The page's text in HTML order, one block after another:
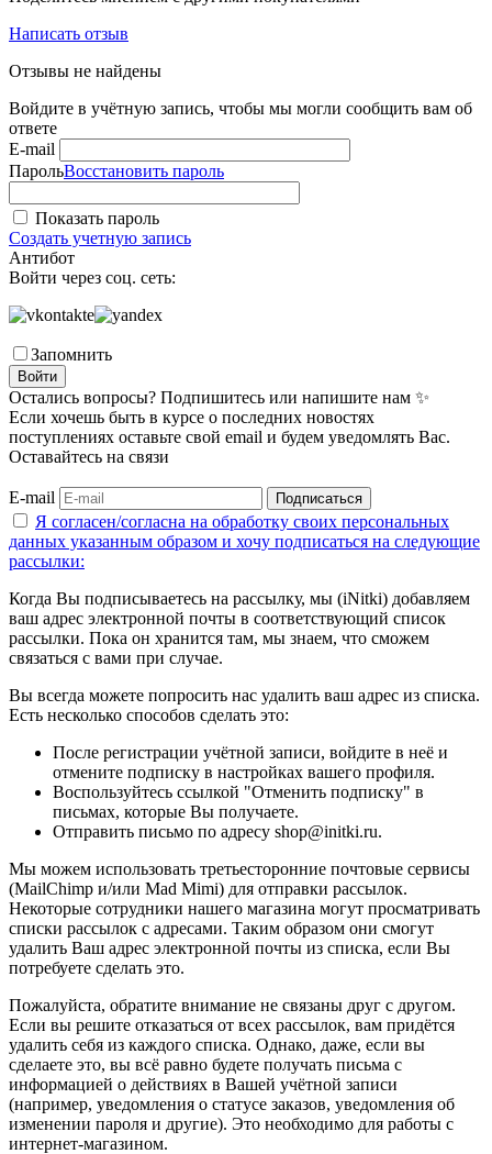
Написать отзыв
Отзывы не найдены
Войдите в учётную запись, чтобы мы могли сообщить вам об
ответе
E-mail
ПарольВосстановить пароль
Показать пароль
Создать учетную запись
Антибот
Войти через соц. сеть:
Запомнить
Войти
Остались вопросы? Подпишитесь или напишите нам ✨
Если хочешь быть в курсе о последних новостях
поступлениях оставьте свой email и будем уведомлять Вас.
Оставайтесь на связи
E-mail Подписаться
Я согласен/согласна на обработку своих персональных
данных указанным образом и хочу подписаться на следующие
рассылки:
Когда Вы подписываетесь на рассылку, мы (iNitki) добавляем
ваш адрес электронной почты в соответствующий список
рассылки. Пока он хранится там, мы знаем, что сможем
связаться с вами при случае.
Вы всегда можете попросить нас удалить ваш адрес из списка.
Есть несколько способов сделать это:
После регистрации учётной записи, войдите в неё и
отмените подписку в настройках вашего профиля.
Воспользуйтесь ссылкой "Отменить подписку" в
письмах, которые Вы получаете.
Отправить письмо по адресу shop@initki.ru.
Мы можем использовать третьесторонние почтовые сервисы
(MailChimp и/или Mad Mimi) для отправки рассылок.
Некоторые сотрудники нашего магазина могут просматривать
списки рассылок с адресами. Таким образом они смогут
удалить Ваш адрес электронной почты из списка, если Вы
потребуете сделать это.
Пожалуйста, обратите внимание не связаны друг с другом.
Если вы решите отказаться от всех рассылок, вам придётся
удалить себя из каждого списка. Однако, даже, если вы
сделаете это, вы всё равно будете получать письма с
информацией о действиях в Вашей учётной записи
(например, уведомления о статусе заказов, уведомления об
изменении пароля и другие). Это необходимо для работы с
интернет-магазином.